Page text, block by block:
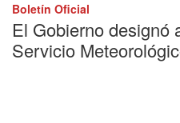
Boletín Oficial
El Gobierno designó
Servicio